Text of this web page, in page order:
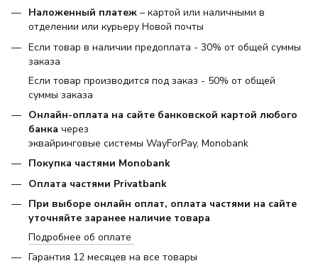
Наложенный платеж – картой или наличными в
отделении или курьеру Новой почты
Если товар в наличии предоплата - 30% от общей суммы
заказа
Если товар производится под заказ - 50% от общей
суммы заказа
Онлайн-оплата на сайте банковской картой любого
банка через
эквайринговые системы WayForPay, Monobank
Покупка частями Monobank
Оплата частями Privatbank
При выборе онлайн оплат, оплата частями на сайте
уточняйте заранее наличие товара
Подробнее об оплате
Гарантия 12 месяцев на все товары